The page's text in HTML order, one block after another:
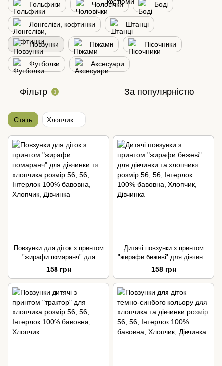
Гольфики Чоловічки Боді
Лонгсліви, кофтинки Штанці
Повзунки Піжами Пісочники
Футболки Аксесуари
Фільтр 1 За популярністю
Стать Хлопчик
Повзунки для діток з принтом
"жирафи помаранч" для
дівчинки та хлопчика розмір
158 грн
Дитячі повзунки з принтом
"жирафи бежеві" для дівчинки
та хлопчика розмір 56
158 грн